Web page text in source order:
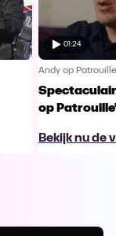
01:24
Andy op Patrouille
op
Bekijk nu de